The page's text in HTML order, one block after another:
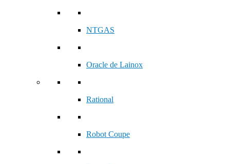
NTGAS
Oracle de Lainox
Rational
Robot Coupe